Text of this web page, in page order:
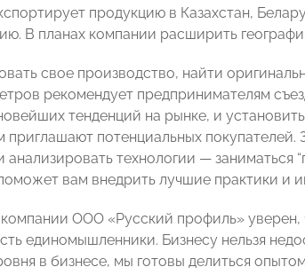
продукцию в Казахстан,
В планах компании расширить
свое производство, найти
рекомендует предпринимателям
тенденций на рынке, и
приглашают потенциальных
анализировать технологии —
вам внедрить лучшие практики и
ООО «Русский профиль» уверен,
единомышленники. Бизнесу нельзя
в бизнесе, мы готовы делиться